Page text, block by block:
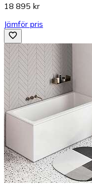
18 895 kr
Jämför pris